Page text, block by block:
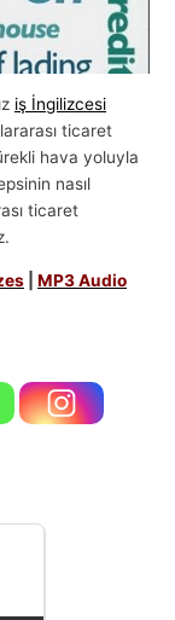
iş İngilizcesi
ticaret
hava yoluyla
nasıl
ticaret
|MP3 Audio